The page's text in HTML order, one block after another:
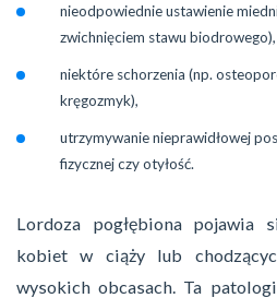
nieodpowiednie ustawienie
zwichnięciem stawu biodrowego),
niektóre schorzenia (np.
kręgozmyk),
utrzymywanie nieprawidłowej
fizycznej czy otyłość.
Lordoza pogłębiona pojawia
kobiet w ciąży lub
wysokich obcasach. Ta